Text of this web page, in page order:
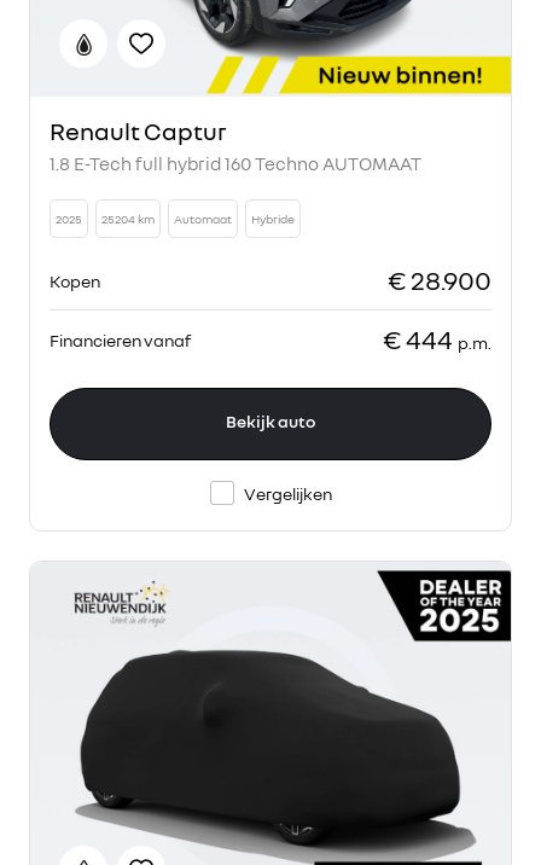
Renault Captur
1.8 E-Tech full hybrid 160 Techno AUTOMAAT
2025 25204 km Automaat Hybride
Kopen € 28.900
Financieren vanaf € 444 p.m.
Bekijk auto
Vergelijken